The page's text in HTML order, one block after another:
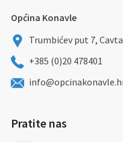
Općina Konavle
Trumbićev put 7,
+385 (0)20 478401
Pratite nas